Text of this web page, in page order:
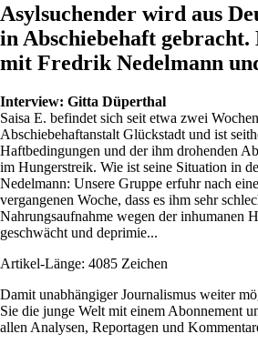
Asylsuchender wird aus
in Abschiebehaft gebracht.
mit Fredrik Nedelmann
Interview: Gitta Düperthal
Saisa E. befindet sich seit etwa zwei
Abschiebehaftanstalt Glückstadt und ist
Haftbedingungen und der ihm drohenden
im Hungerstreik. Wie ist seine Situation in
Nedelmann: Unsere Gruppe erfuhr nach
vergangenen Woche, dass es ihm sehr
Nahrungsaufnahme wegen der inhumanen
geschwächt und deprimie...
Artikel-Länge: 4085 Zeichen
Damit unabhängiger Journalismus weiter
Sie die junge Welt mit einem Abonnement
allen Analysen, Reportagen und